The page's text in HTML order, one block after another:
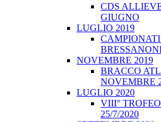
CDS
GIUGNO
LUGLIO 2019
NOVEMBRE 2019
BRACCO
NOVEMBRE
LUGLIO 2020
VIII°
25/7/2020